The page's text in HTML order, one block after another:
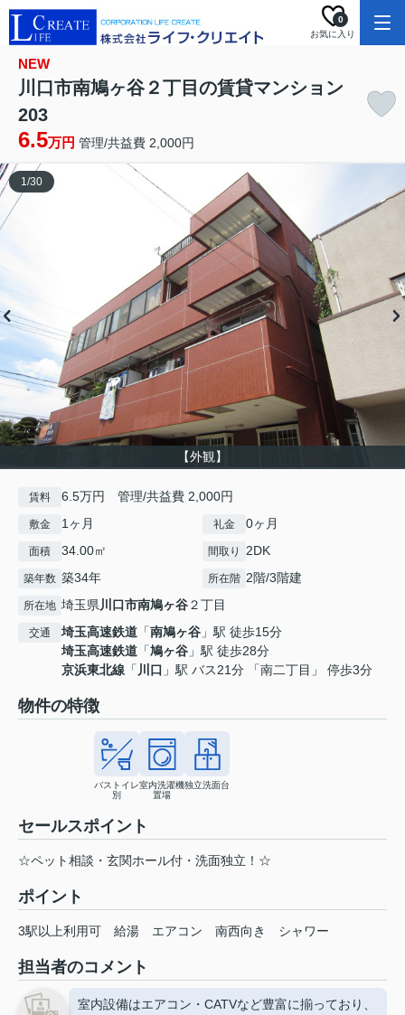
お気に入り
0
NEW
川口市南鳩ヶ谷２丁目の賃貸マンション
203
6.5万円 管理/共益費 2,000円
【外観】
1/30
賃料 6.5万円 管理/共益費 2,000円
敷金 1ヶ月 礼金 0ヶ月
面積 34.00㎡ 間取り 2DK
築年数 築34年 所在階 2階/3階建
所在地 埼玉県川口市南鳩ヶ谷２丁目
交通 埼玉高速鉄道 「南鳩ヶ谷 」駅 徒歩15分
埼玉高速鉄道 「鳩ヶ谷 」駅 徒歩28分
京浜東北線 「 川口 」駅 バス21分 「南二丁目」 停歩3分
物件の特徴
バストイレ
別
室内洗濯機
置場
独立洗面台
セールスポイント
☆ペット相談・玄関ホール付・洗面独立！☆
ポイント
3駅以上利用可 給湯 エアコン 南西向き シャワー
担当者のコメント
室内設備はエアコン・CATVなど豊富に揃っており、